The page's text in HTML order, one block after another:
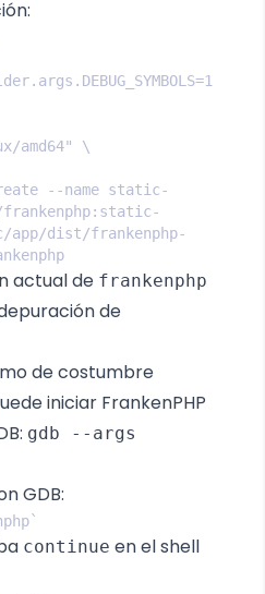
--name static-
dist/frankenphp-
actual de frankenphp
de
de costumbre
iniciar FrankenPHP
gdb --args
GDB:
continue en el shell